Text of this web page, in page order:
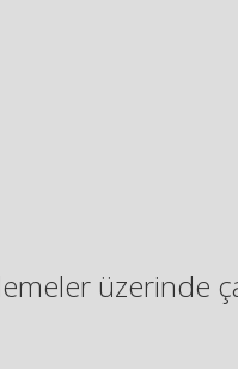
üzerinde